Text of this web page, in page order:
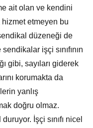
ait olan ve kendini
etmeyen bu
düzeneği de
işçi sınıfının
gibi, sayıları giderek
korumakta da
yanlış
doğru olmaz.
İşçi sınıfı nicel